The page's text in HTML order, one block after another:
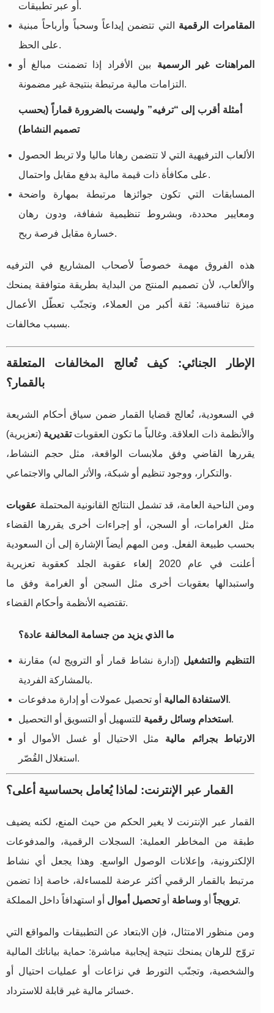
أو عبر تطبيقات.
المقامرات الرقمية التي تتضمن إيداعاً وسحباً وأرباحاً مبنية
على الحظ.
المراهنات غير الرسمية بين الأفراد إذا تضمنت مبالغ أو
التزامات مالية مرتبطة بنتيجة غير مضمونة.
أمثلة أقرب إلى “ترفيه” وليست بالضرورة قماراً (بحسب
تصميم النشاط)
الألعاب الترفيهية التي لا تتضمن رهانا ماليا ولا تربط الحصول
على مكافأة ذات قيمة مالية بدفع مقابل واحتمال.
المسابقات التي تكون جوائزها مرتبطة بمهارة واضحة
ومعايير محددة، وبشروط تنظيمية شفافة، ودون رهان
خسارة مقابل فرصة ربح.
هذه الفروق مهمة خصوصاً لأصحاب المشاريع في الترفيه
والألعاب، لأن تصميم المنتج من البداية بطريقة متوافقة يمنحك
ميزة تنافسية: ثقة أكبر من العملاء، وتجنّب تعطّل الأعمال
بسبب مخالفات.
الإطار الجنائي: كيف تُعالج المخالفات المتعلقة
بالقمار؟
في السعودية، تُعالج قضايا القمار ضمن سياق أحكام الشريعة
والأنظمة ذات العلاقة. وغالباً ما تكون العقوباتتقديرية (تعزيرية)
يقررها القاضي وفق ملابسات الواقعة، مثل حجم النشاط،
والتكرار، ووجود تنظيم أو شبكة، والأثر المالي والاجتماعي.
ومن الناحية العامة، قد تشمل النتائج القانونية المحتملة عقوبات
مثل الغرامات، أو السجن، أو إجراءات أخرى يقررها القضاء
بحسب طبيعة الفعل. ومن المهم أيضاً الإشارة إلى أن السعودية
أعلنت في عام 2020 إلغاء عقوبة الجلد كعقوبة تعزيرية
واستبدالها بعقوبات أخرى مثل السجن أو الغرامة وفق ما
تقتضيه الأنظمة وأحكام القضاء.
ما الذي يزيد من جسامة المخالفة عادة؟
التنظيم والتشغيل (إدارة نشاط قمار أو الترويج له) مقارنة
بالمشاركة الفردية.
الاستفادة المالية أو تحصيل عمولات أو إدارة مدفوعات.
استخدام وسائل رقمية للتسهيل أو التسويق أو التحصيل.
الارتباط بجرائم مالية مثل الاحتيال أو غسل الأموال أو
استغلال القُصّر.
القمار عبر الإنترنت: لماذا يُعامل بحساسية أعلى؟
القمار عبر الإنترنت لا يغير الحكم من حيث المنع، لكنه يضيف
طبقة من المخاطر العملية: السجلات الرقمية، والمدفوعات
الإلكترونية، وإعلانات الوصول الواسع. وهذا يجعل أي نشاط
مرتبط بالقمار الرقمي أكثر عرضة للمساءلة، خاصة إذا تضمن
ترويجاً أو وساطة أوتحصيل أموال أو استهدافاً داخل المملكة.
ومن منظور الامتثال، فإن الابتعاد عن التطبيقات والمواقع التي
تروّج للرهان يمنحك نتيجة إيجابية مباشرة: حماية بياناتك المالية
والشخصية، وتجنّب التورط في نزاعات أو عمليات احتيال أو
خسائر مالية غير قابلة للاسترداد.